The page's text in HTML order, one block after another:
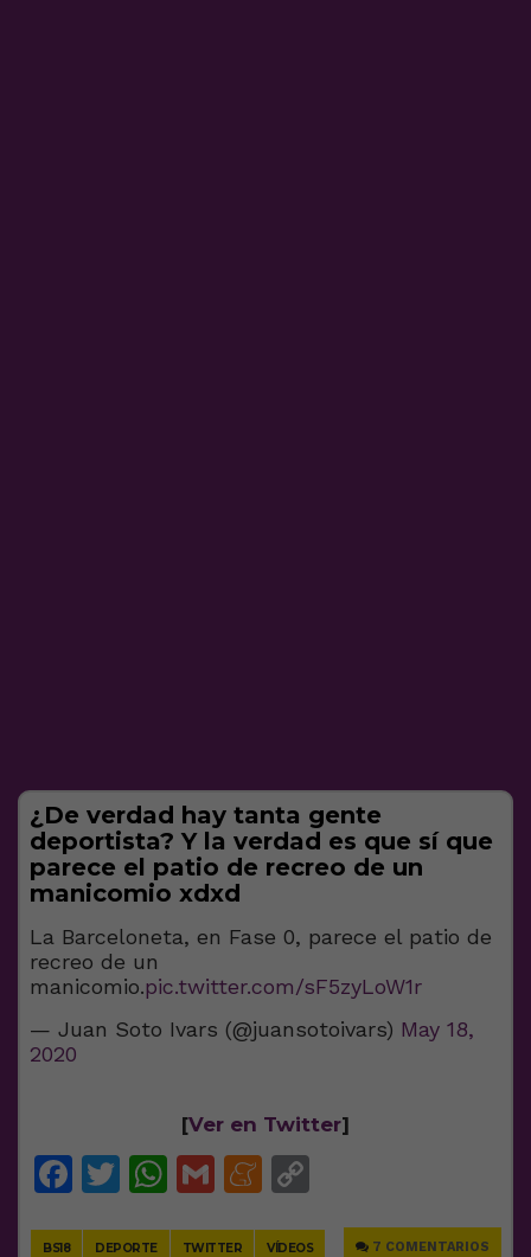
¿De verdad hay tanta gente
deportista? Y la verdad es que sí que
parece el patio de recreo de un
manicomio xdxd
La Barceloneta, en Fase 0, parece el patio de
recreo de un
manicomio.pic.twitter.com/sF5zyLoW1r
— Juan Soto Ivars (@juansotoivars) May 18,
2020
[Ver en Twitter]
Facebook
Twitter
WhatsApp
GmailMeneame
BS18 DEPORTE TWITTER VÍDEOS 7 COMENTARIOS